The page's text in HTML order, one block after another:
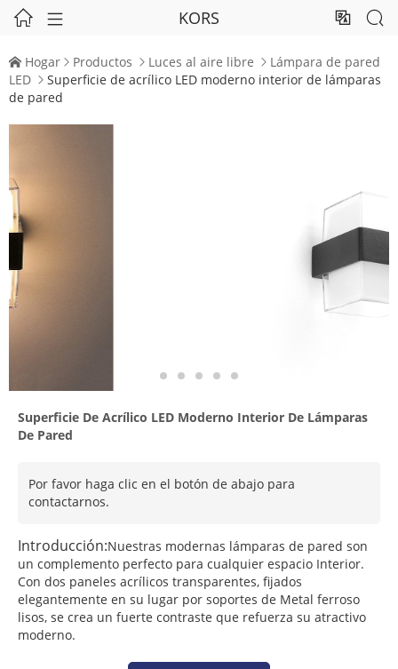
  KORS  
 Hogar  Productos  Luces al aire libre  Lámpara de pared
LED  Superficie de acrílico LED moderno interior de lámparas
de pared
 
Superficie De Acrílico LED Moderno Interior De Lámparas
De Pared
Por favor haga clic en el botón de abajo para
contactarnos.
Introducción:Nuestras modernas lámparas de pared son
un complemento perfecto para cualquier espacio Interior.
Con dos paneles acrílicos transparentes, fijados
elegantemente en su lugar por soportes de Metal ferroso
lisos, se crea un fuerte contraste que refuerza su atractivo
moderno.